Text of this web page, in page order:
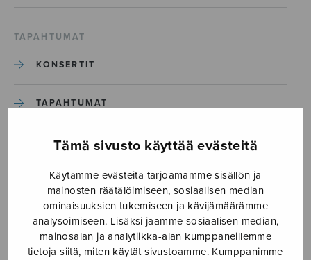
Tämä sivusto käyttää evästeitä
Käytämme evästeitä tarjoamamme sisällön ja
mainosten räätälöimiseen, sosiaalisen median
ominaisuuksien tukemiseen ja kävijämäärämme
analysoimiseen. Lisäksi jaamme sosiaalisen median,
mainosalan ja analytiikka-alan kumppaneillemme
tietoja siitä, miten käytät sivustoamme. Kumppanimme
TAPAHTUMAT
KONSERTIT
TAPAHTUMAT
ILMOITA TAPAHTUMA
Etusivu › Media › Lament for Voices_S2557
Lament for Voices_S2557